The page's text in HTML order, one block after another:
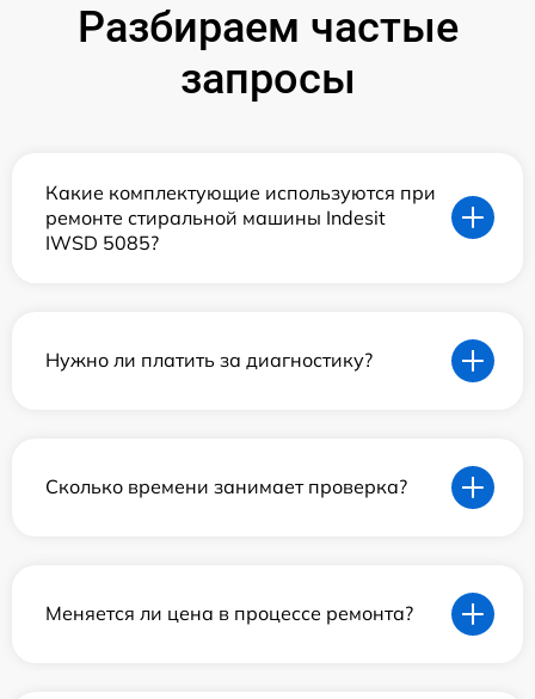
Разбираем частые
запросы
Какие комплектующие используются при
ремонте стиральной машины Indesit
IWSD 5085?
Нужно ли платить за диагностику?
Сколько времени занимает проверка?
Меняется ли цена в процессе ремонта?